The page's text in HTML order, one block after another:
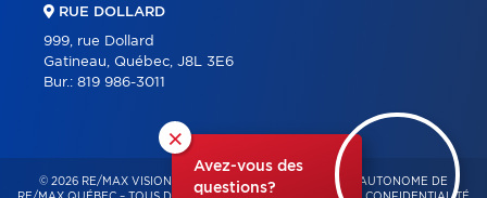
×
Avez-vous des
questions?
RUE DOLLARD
999, rue Dollard
Gatineau, Québec, J8L 3E6
Bur.: 819 986-3011
© 2026 RE/MAX VISION – FRANCHISÉ INDÉPENDANT ET AUTONOME DE